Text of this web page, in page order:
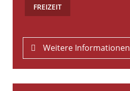
FREIZEIT
Weitere Informationen